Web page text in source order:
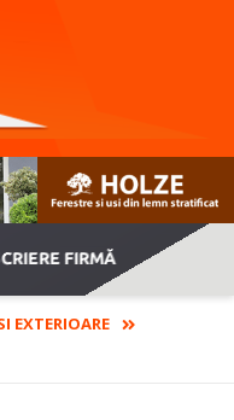
FIRMĂ
EXTERIOARE